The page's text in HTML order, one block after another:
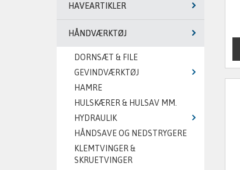
HAVEARTIKLER
HÅNDVÆRKTØJ
DORNSÆT & FILE
GEVINDVÆRKTØJ
HAMRE
HULSKÆRER & HULSAV MM.
HYDRAULIK
HÅNDSAVE OG NEDSTRYGERE
KLEMTVINGER &
SKRUETVINGER